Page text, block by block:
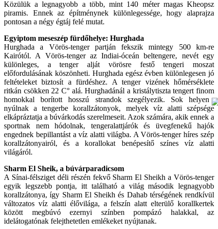
Közülük a legnagyobb a több, mint 140 méter magas Kheopsz
piramis. Ennek az építménynek különlegessége, hogy alaprajza
pontosan a négy égtáj felé mutat.
Egyiptom meseszép fürdőhelye: Hurghada
Hurghada a Vörös-tenger partján fekszik mintegy 500 km-re
Kairótól. A Vörös-tenger az Indiai-óceán beltengere, nevét egy
különleges, a tenger alját vörösre festő tengeri moszat
előfordulásának köszönheti. Hurghada egész évben különlegesen jó
feltételeket biztosít a fürdéshez. A tenger vizének hőmérséklete
ritkán csökken 22 C° alá. Hurghadánál a kristálytiszta tengert finom
homokkal borított hosszú strandok szegélyezik. Sok helyen
nyúlnak a tengerbe korallzátonyok, melyek víz alatti szépsége
elkápráztatja a búvárkodás szerelmeseit. Azok számára, akik ennek a
sportnak nem hódolnak, tengeralattjárók és üvegfenekű hajók
engednek bepillantást a víz alatti világba. A Vörös-tenger híres szép
korallzátonyairól, és a korallokat benépesítő színes víz alatti
világáról.
Sharm El Sheik, a búvárparadicsom
A Sínai-félsziget déli részén fekvő Sharm El Sheikh a Vörös-tenger
egyik legszebb pontja, itt található a világ második legnagyobb
korallzátonya, így Sharm El Sheikh és Dahab térségének rendkívül
változatos víz alatti élővilága, a felszín alatt elterülő korallkertek
között megbúvó ezernyi színben pompázó halakkal, az
idelátogatónak felejthetetlen emlékeket nyújtanak.